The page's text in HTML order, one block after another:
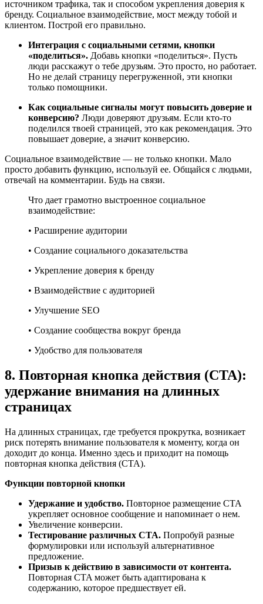
источником трафика, так и способом укрепления доверия к
бренду. Социальное взаимодействие, мост между тобой и
клиентом. Построй его правильно.
Интеграция с социальными сетями, кнопки
«поделиться». Добавь кнопки «поделиться». Пусть
люди расскажут о тебе друзьям. Это просто, но работает.
Но не делай страницу перегруженной, эти кнопки
только помощники.
Как социальные сигналы могут повысить доверие и
конверсию? Люди доверяют друзьям. Если кто-то
поделился твоей страницей, это как рекомендация. Это
повышает доверие, а значит конверсию.
Социальное взаимодействие — не только кнопки. Мало
просто добавить функцию, используй ее. Общайся с людьми,
отвечай на комментарии. Будь на связи.
Что дает грамотно выстроенное социальное
взаимодействие:
• Расширение аудитории
• Создание социального доказательства
• Укрепление доверия к бренду
• Взаимодействие с аудиторией
• Улучшение SEО
• Создание сообщества вокруг бренда
• Удобство для пользователя
8. Повторная кнопка действия (CTA):
удержание внимания на длинных
страницах
На длинных страницах, где требуется прокрутка, возникает
риск потерять внимание пользователя к моменту, когда он
доходит до конца. Именно здесь и приходит на помощь
повторная кнопка действия (CTA).
Функции повторной кнопки
Удержание и удобство. Повторное размещение CTA
укрепляет основное сообщение и напоминает о нем.
Увеличение конверсии.
Тестирование различных CTA. Попробуй разные
формулировки или используй альтернативное
предложение.
Призыв к действию в зависимости от контента.
Повторная CTA может быть адаптирована к
содержанию, которое предшествует ей.